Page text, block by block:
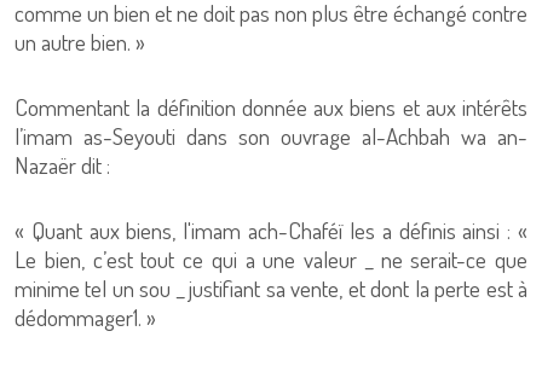
comme un bien et ne doit pas non plus être échangé contre
un autre bien. »
Commentant la définition donnée aux biens et aux intérêts
l’imam as-Seyouti dans son ouvrage al-Achbah wa an-
Nazaër dit :
« Quant aux biens, l'imam ach-Chaféï les a définis ainsi : «
Le bien, c’est tout ce qui a une valeur _ ne serait-ce que
minime tel un sou _ justifiant sa vente, et dont la perte est à
dédommager1. »